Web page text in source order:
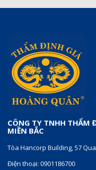
CÔNG TY TNHH THẨM
MIỀN BẮC
Tòa Hancorp Building, 57
Điện thoại: 0901186700